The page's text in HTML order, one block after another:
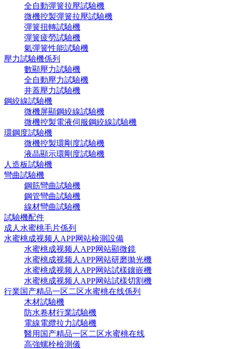
全自動彈簧拉壓試驗機
微機控製彈簧拉壓試驗機
彈簧扭轉試驗機
彈簧疲勞試驗機
氣彈簧性能試驗機
壓力試驗機係列
數顯壓力試驗機
全自動壓力試驗機
井蓋壓力試驗機
鋼絞線試驗機
微機屏顯鋼絞線試驗機
微機控製電液伺服鋼絞線試驗機
環鋼度試驗機
微機控製環剛度試驗機
液晶顯示環剛度試驗機
人造板試驗機
彎曲試驗機
鋼筋彎曲試驗機
鋼管彎曲試驗機
線材彎曲試驗機
試驗機配件
成人水蜜桃毛片係列
水蜜桃成视频人APP网站檢測設備
水蜜桃成视频人APP网站顯微鏡
水蜜桃成视频人APP网站研磨拋光機
水蜜桃成视频人APP网站試樣鑲嵌機
水蜜桃成视频人APP网站試樣切割機
行業国产精品一区二区水蜜桃在线係列
木材試驗機
防水卷材行業試驗機
電線電纜拉力試驗機
醫用国产精品一区二区水蜜桃在线
高強螺栓檢測儀